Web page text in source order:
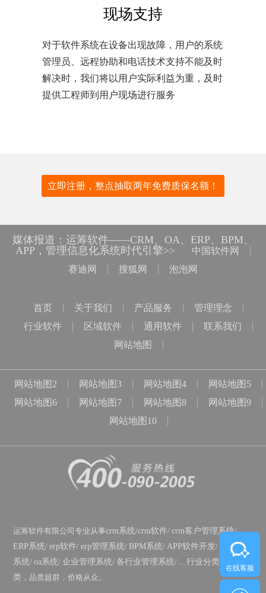
在线客服
现场支持
对于软件系统在设备出现故障，用户的系统
管理员、远程协助和电话技术支持不能及时
解决时，我们将以用户实际利益为重，及时
提供工程师到用户现场进行服务
立即注册，整点抽取两年免费质保名额！
媒体报道：运筹软件——CRM、OA、ERP、BPM、
APP，管理信息化系统时代引擎>>
中国软件网
赛迪网
搜狐网 泡泡网
首页 关于我们 产品服务
管理理念
行业软件
区域软件 通用软件
联系我们
网站地图
网站地图2 网站地图3 网站地图4
网站地图5
网站地图6
网站地图7 网站地图8
网站地图9
网站地图10
运筹软件有限公司专业从事crm系统/crm软件/crm客户管理系统/
ERP系统/erp软件/erp管理系统/ BPM系统/ APP软件开发/
政务OA
系统/oa系统/ 企业管理系统/ 各行业管理系统/ …行业分类
类 ，品质超群，价格从众。